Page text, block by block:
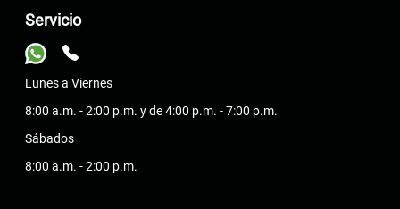
Servicio
Lunes a Viernes
8:00 a.m. - 2:00 p.m. y de 4:00 p.m. - 7:00 p.m.
Sábados
8:00 a.m. - 2:00 p.m.